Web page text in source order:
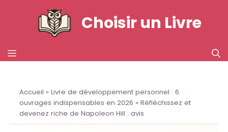
Choisir un Livre
MENU
Accueil » Livre de développement personnel : 6
ouvrages indispensables en 2026 » Réfléchissez et
devenez riche de Napoleon Hill : avis